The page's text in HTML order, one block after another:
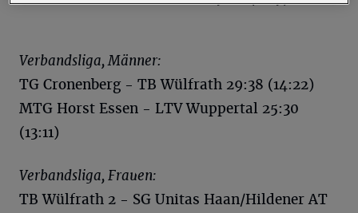
Verbandsliga, Männer:
TG Cronenberg - TB Wülfrath 29:38 (14:22)
MTG Horst Essen - LTV Wuppertal 25:30
(13:11)
Verbandsliga, Frauen:
TB Wülfrath 2 - SG Unitas Haan/Hildener AT